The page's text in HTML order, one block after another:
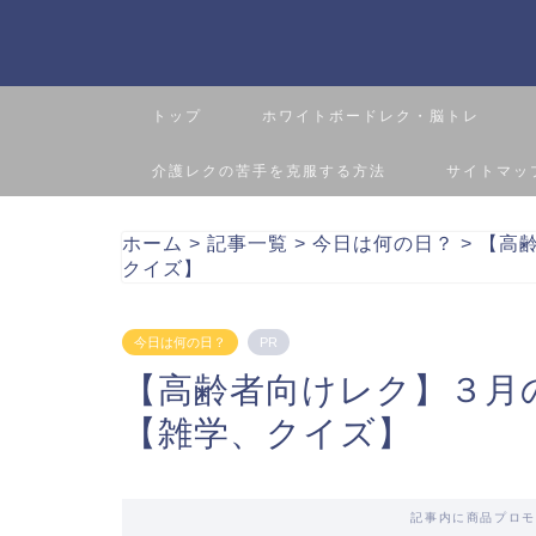
トップ ホワイトボードレク・脳トレ
介護レクの苦手を克服する方法 サイトマッ
ホーム > 記事一覧 > 今日は何の日？ >
【高
クイズ】
今日は何の日？ PR
【高齢者向けレク】３
【雑学、クイズ】
記事内に商品プロ